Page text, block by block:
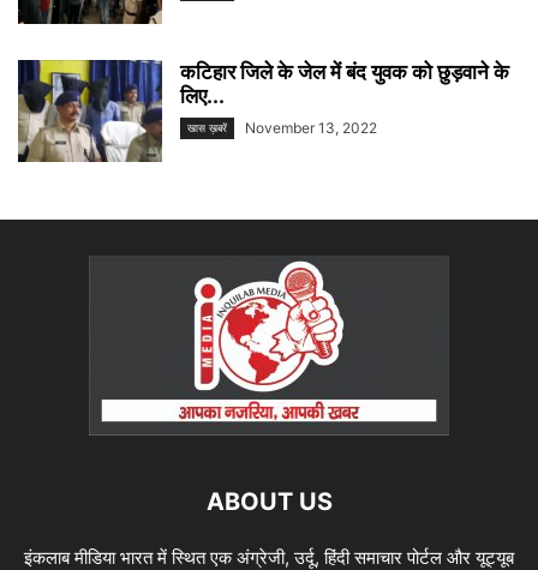
कटिहार जिले के जेल में बंद युवक को छुड़वाने के
लिए...
खास ख़बरें November 13, 2022
ABOUT US
इंकलाब मीडिया भारत में स्थित एक अंग्रेजी, उर्दू, हिंदी समाचार पोर्टल और यूट्यूब